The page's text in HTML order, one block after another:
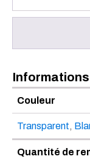
Couleur
Transparent,
Quantité de